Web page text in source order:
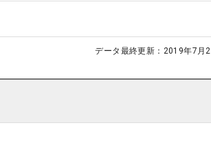
データ最終更新： 2019年7月